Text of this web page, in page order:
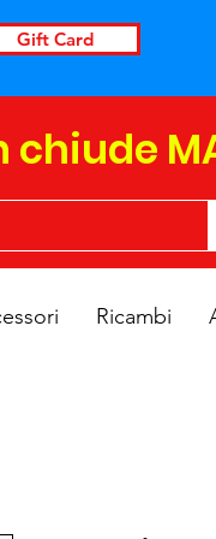
Gift Card
chiude
Ricambi